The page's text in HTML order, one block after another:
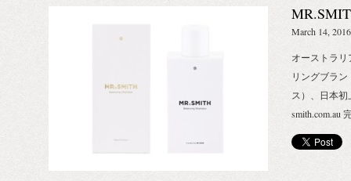
頭皮を、すっ
つまった皮
ディショナ
れるコンデ
復、保湿して
化させ育毛
6月号 掲載ア
March 14, 2016
オーストラ
リングブラ
ス）、日本
smith.com.au
ィーガン処
ン。 ランウ